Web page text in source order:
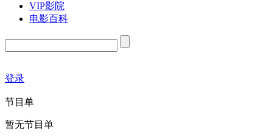
VIP影院
电影百科
登录
节目单
暂无节目单